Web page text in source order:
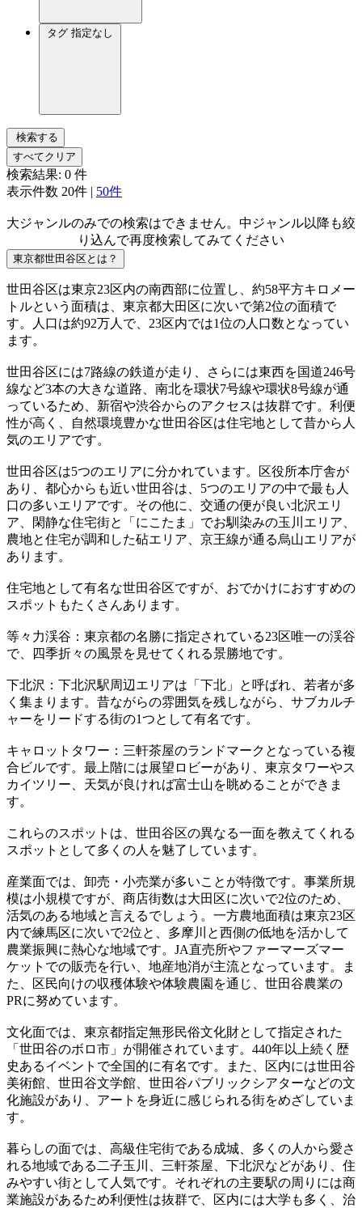
タグ 指定なし
検索する
すべてクリア
検索結果: 0 件
表示件数 20件 | 50件
大ジャンルのみでの検索はできません。中ジャンル以降も絞
り込んで再度検索してみてください
東京都世田谷区とは？
世田谷区は東京23区内の南西部に位置し、約58平方キロメー
トルという面積は、東京都大田区に次いで第2位の面積で
す。人口は約92万人で、23区内では1位の人口数となってい
ます。
世田谷区には7路線の鉄道が走り、さらには東西を国道246号
線など3本の大きな道路、南北を環状7号線や環状8号線が通
っているため、新宿や渋谷からのアクセスは抜群です。利便
性が高く、自然環境豊かな世田谷区は住宅地として昔から人
気のエリアです。
世田谷区は5つのエリアに分かれています。区役所本庁舎が
あり、都心からも近い世田谷は、5つのエリアの中で最も人
口の多いエリアです。その他に、交通の便が良い北沢エリ
ア、閑静な住宅街と「にこたま」でお馴染みの玉川エリア、
農地と住宅が調和した砧エリア、京王線が通る烏山エリアが
あります。
住宅地として有名な世田谷区ですが、おでかけにおすすめの
スポットもたくさんあります。
等々力渓谷：東京都の名勝に指定されている23区唯一の渓谷
で、四季折々の風景を見せてくれる景勝地です。
下北沢：下北沢駅周辺エリアは「下北」と呼ばれ、若者が多
く集まります。昔ながらの雰囲気を残しながら、サブカルチ
ャーをリードする街の1つとして有名です。
キャロットタワー：三軒茶屋のランドマークとなっている複
合ビルです。最上階には展望ロビーがあり、東京タワーやス
カイツリー、天気が良ければ富士山を眺めることができま
す。
これらのスポットは、世田谷区の異なる一面を教えてくれる
スポットとして多くの人を魅了しています。
産業面では、卸売・小売業が多いことが特徴です。事業所規
模は小規模ですが、商店街数は大田区に次いで2位のため、
活気のある地域と言えるでしょう。一方農地面積は東京23区
内で練馬区に次いで2位と、多摩川と西側の低地を活かして
農業振興に熱心な地域です。JA直売所やファーマーズマー
ケットでの販売を行い、地産地消が主流となっています。ま
た、区民向けの収穫体験や体験農園を通じ、世田谷農業の
PRに努めています。
文化面では、東京都指定無形民俗文化財として指定された
「世田谷のボロ市」が開催されています。440年以上続く歴
史あるイベントで全国的に有名です。また、区内には世田谷
美術館、世田谷文学館、世田谷パブリックシアターなどの文
化施設があり、アートを身近に感じられる街をめざしていま
す。
暮らしの面では、高級住宅街である成城、多くの人から愛さ
れる地域である二子玉川、三軒茶屋、下北沢などがあり、住
みやすい街として人気です。それぞれの主要駅の周りには商
業施設があるため利便性は抜群で、区内には大学も多く、治